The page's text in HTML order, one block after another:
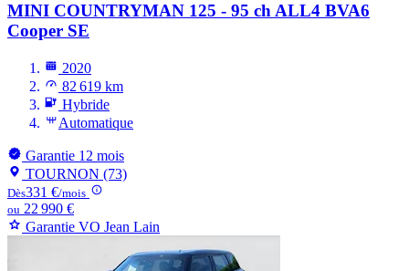
MINI COUNTRYMAN 125 - 95 ch ALL4 BVA6
Cooper SE
2020
82 619 km
Hybride
Automatique
Garantie 12 mois
TOURNON (73)
Dès331 €/mois
ou 22 990 €
Garantie VO Jean Lain